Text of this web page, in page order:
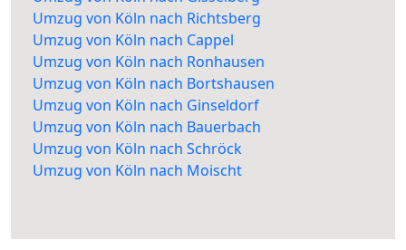
Umzug von Köln nach Richtsberg
Umzug von Köln nach Cappel
Umzug von Köln nach Ronhausen
Umzug von Köln nach Bortshausen
Umzug von Köln nach Ginseldorf
Umzug von Köln nach Bauerbach
Umzug von Köln nach Schröck
Umzug von Köln nach Moischt